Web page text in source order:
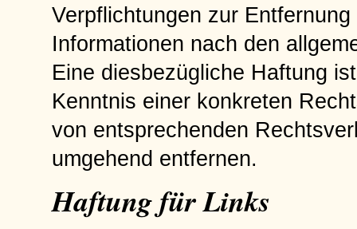
Verpflichtungen zur
Informationen nach den
Eine diesbezügliche Haftung
Kenntnis einer konkreten
von entsprechenden
umgehend entfernen.
Haftung für Links